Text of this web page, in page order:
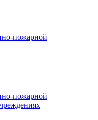
пожарной
пожарной